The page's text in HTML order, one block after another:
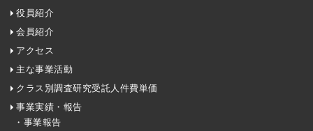
役員紹介
会員紹介
アクセス
主な事業活動
クラス別調査研究受託人件費単価
事業実績・報告
・事業報告